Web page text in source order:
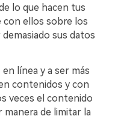
lo que hacen tus
con ellos sobre los
sus datos
línea y a ser más
contenidos y con
veces el contenido
manera de limitar la